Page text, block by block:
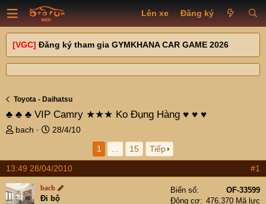
Lên xe Đăng ký
[VGC] Đăng ký tham gia GYMKHANA CAR GAME 2026
Toyota - Daihatsu
♣ ♣ ♣ VIP Camry ★★★ Ko Đụng Hàng ♥ ♥ ♥
T
e
a
d
s
bach
N
y
g
ử
i
28/4/10
1
15 Tiếp
13:49 28/04/2010 #1
bach
Đi bộ
Biển số
OF-33599
Động cơ
476,370 Mã lực